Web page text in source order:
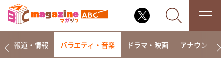
報道・情報 バラエティ・音楽 ドラマ・映画 アナウンサー